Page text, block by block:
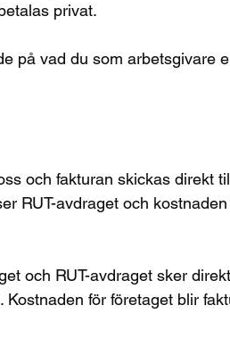
privat.
på vad du som arbetsgivare